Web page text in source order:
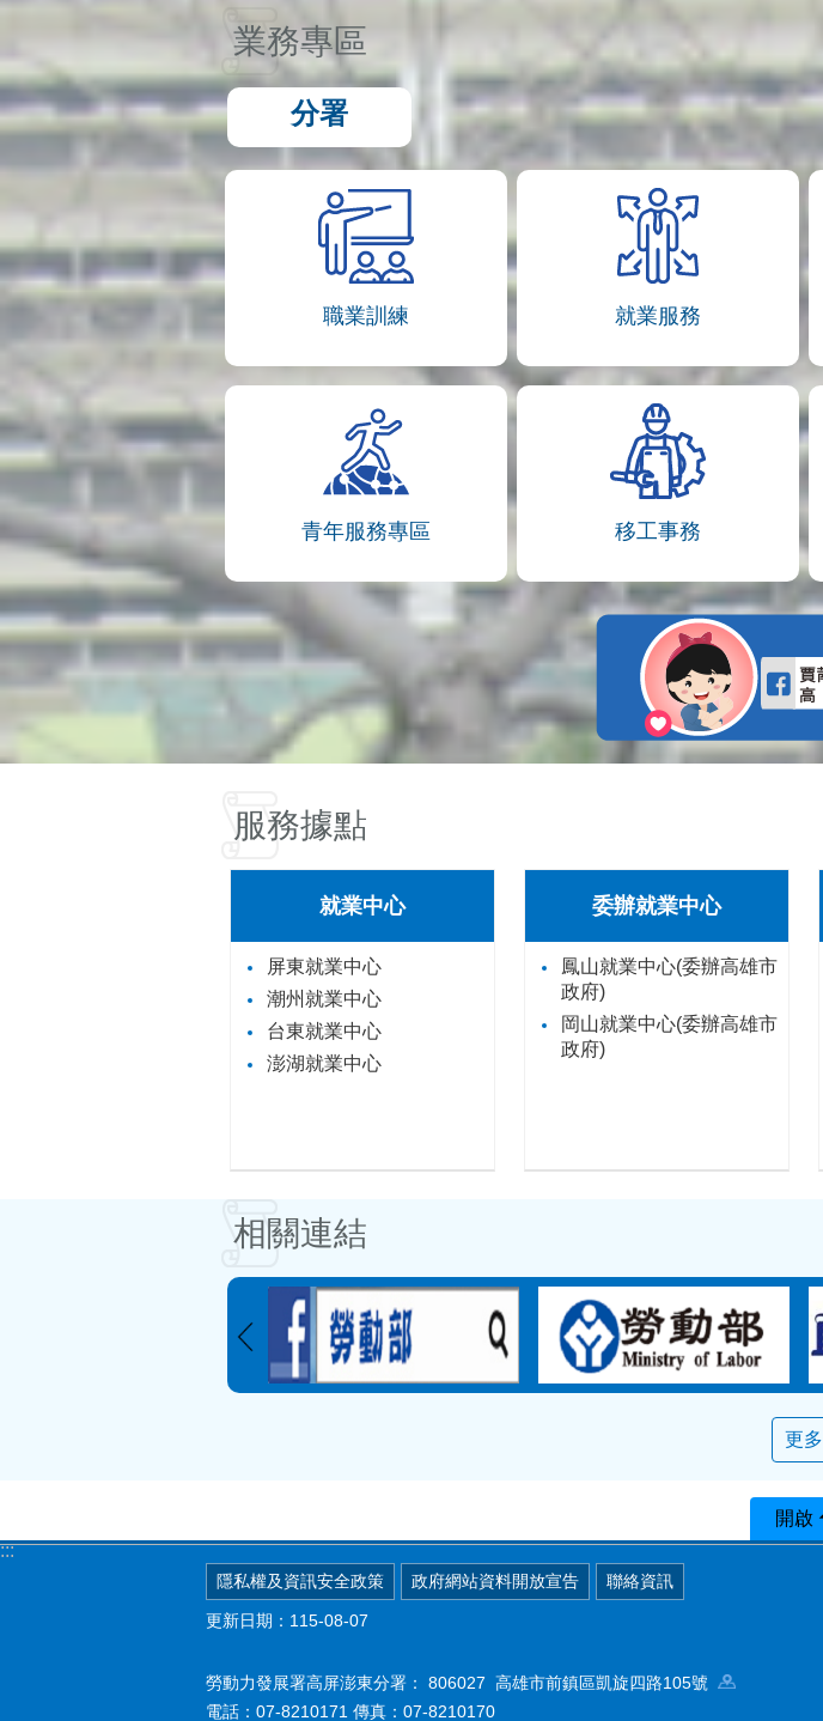
業務專區
分署
職業訓練 就業服務
青年服務專區 移工事務
服務據點
就業中心
屏東就業中心
潮州就業中心
台東就業中心
澎湖就業中心
委辦就業中心
鳳山就業中心(委辦高雄市
政府)
岡山就業中心(委辦高雄市
政府)
相關連結
更多
:::
開啟
隱私權及資訊安全政策 政府網站資料開放宣告 聯絡資訊
更新日期：115-08-07
勞動力發展署高屏澎東分署： 806027 高雄市前鎮區凱旋四路105號
電話：07-8210171 傳真：07-8210170